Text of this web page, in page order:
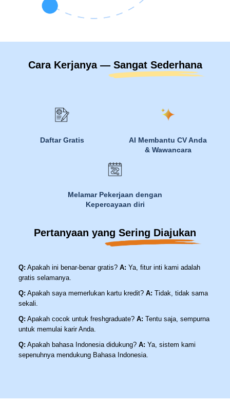
Cara Kerjanya — Sangat Sederhana
Daftar Gratis
AI Membantu CV Anda
& Wawancara
Melamar Pekerjaan dengan
Kepercayaan diri
Pertanyaan yang Sering Diajukan
Q: Apakah ini benar-benar gratis? A: Ya, fitur inti kami adalah
gratis selamanya.
Q: Apakah saya memerlukan kartu kredit? A: Tidak, tidak sama
sekali.
Q: Apakah cocok untuk freshgraduate? A: Tentu saja, sempurna
untuk memulai karir Anda.
Q: Apakah bahasa Indonesia didukung? A: Ya, sistem kami
sepenuhnya mendukung Bahasa Indonesia.